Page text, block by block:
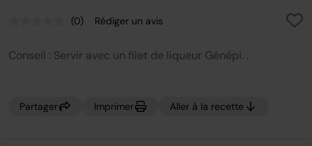
Aucune
de
notation.
même
page.
(0) Rédiger un avis
Conseil : Servir avec un filet de liqueur Génépi. .
Partager Imprimer Aller à la recette